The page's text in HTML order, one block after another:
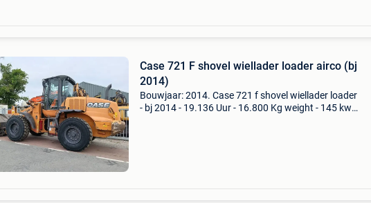
Case 721 F shovel wiellader loader airco (bj
2014)
Bouwjaar: 2014. Case 721 f shovel wiellader loader
- bj 2014 - 19.136 Uur - 16.800 Kg weight - 145 kw